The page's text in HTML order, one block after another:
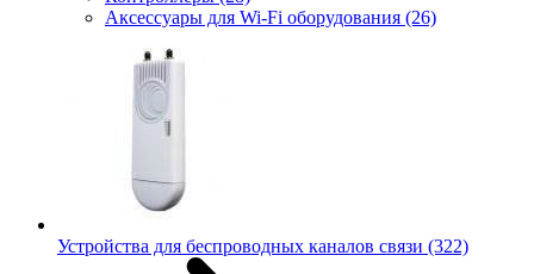
Аксессуары для Wi-Fi оборудования (26)
Устройства для беспроводных каналов связи (322)